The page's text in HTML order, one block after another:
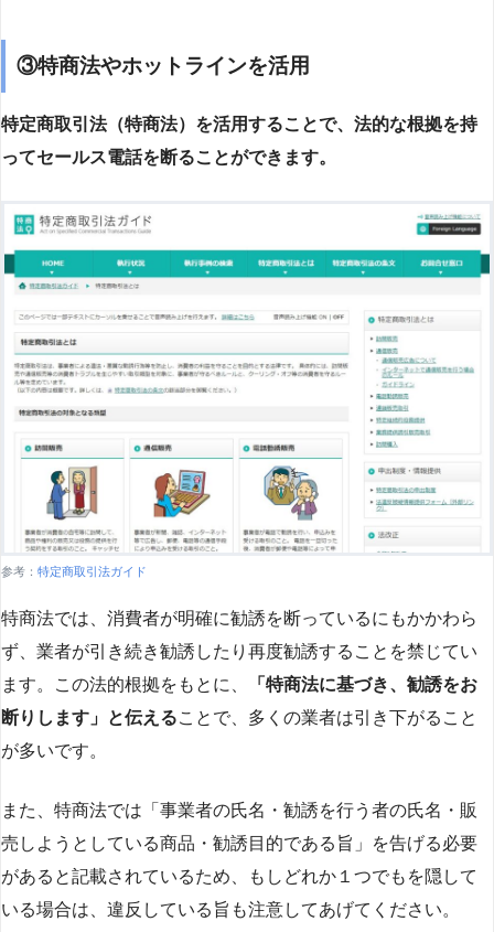
③特商法やホットラインを活用
特定商取引法（特商法）を活用することで、法的な根拠を持
ってセールス電話を断ることができます。
参考： 特定商取引法ガイド
特商法では、消費者が明確に勧誘を断っているにもかかわら
ず、業者が引き続き勧誘したり再度勧誘することを禁じてい
ます。この法的根拠をもとに、
「特商法に基づき、勧誘をお
断りします」と伝えることで、多くの業者は引き下がること
が多いです​​。
また、特商法では「事業者の氏名・勧誘を行う者の氏名・販
売しようとしている商品・勧誘目的である旨」を告げる必要
があると記載されているため、もしどれか１つでもを隠して
いる場合は、違反している旨も注意してあげてください。